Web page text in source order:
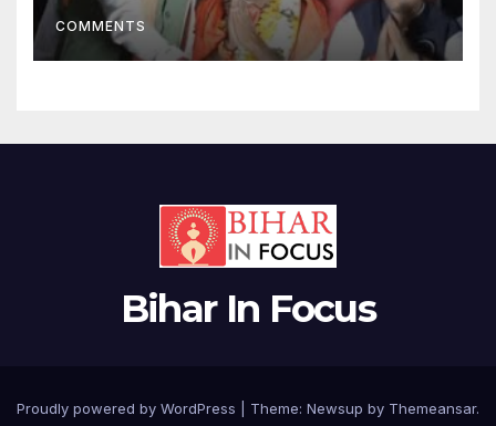
COMMENTS
Bihar In Focus
Proudly powered by WordPress Theme: Newsup by Themeansar.